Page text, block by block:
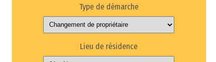
Type de démarche
Lieu de résidence